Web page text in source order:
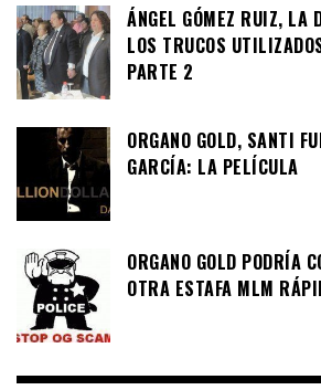
ÁNGEL GÓMEZ RUIZ, LA
LOS TRUCOS
PARTE 2
ORGANO GOLD, SANTI
GARCÍA: LA PELÍCULA
ORGANO GOLD PODRÍA
OTRA ESTAFA MLM